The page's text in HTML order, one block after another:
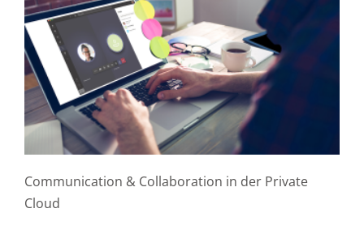
Communication & Collaboration in der Private
Cloud